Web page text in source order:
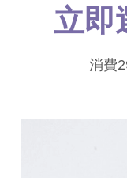
立即
消費